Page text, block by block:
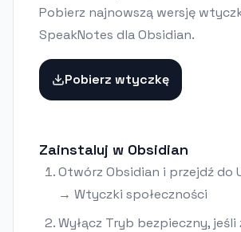
Pobierz najnowszą wersję
SpeakNotes dla Obsidian.
Pobierz wtyczkę
Zainstaluj w Obsidian
Otwórz Obsidian i przejdź do
→ Wtyczki społeczności
Wyłącz Tryb bezpieczny,